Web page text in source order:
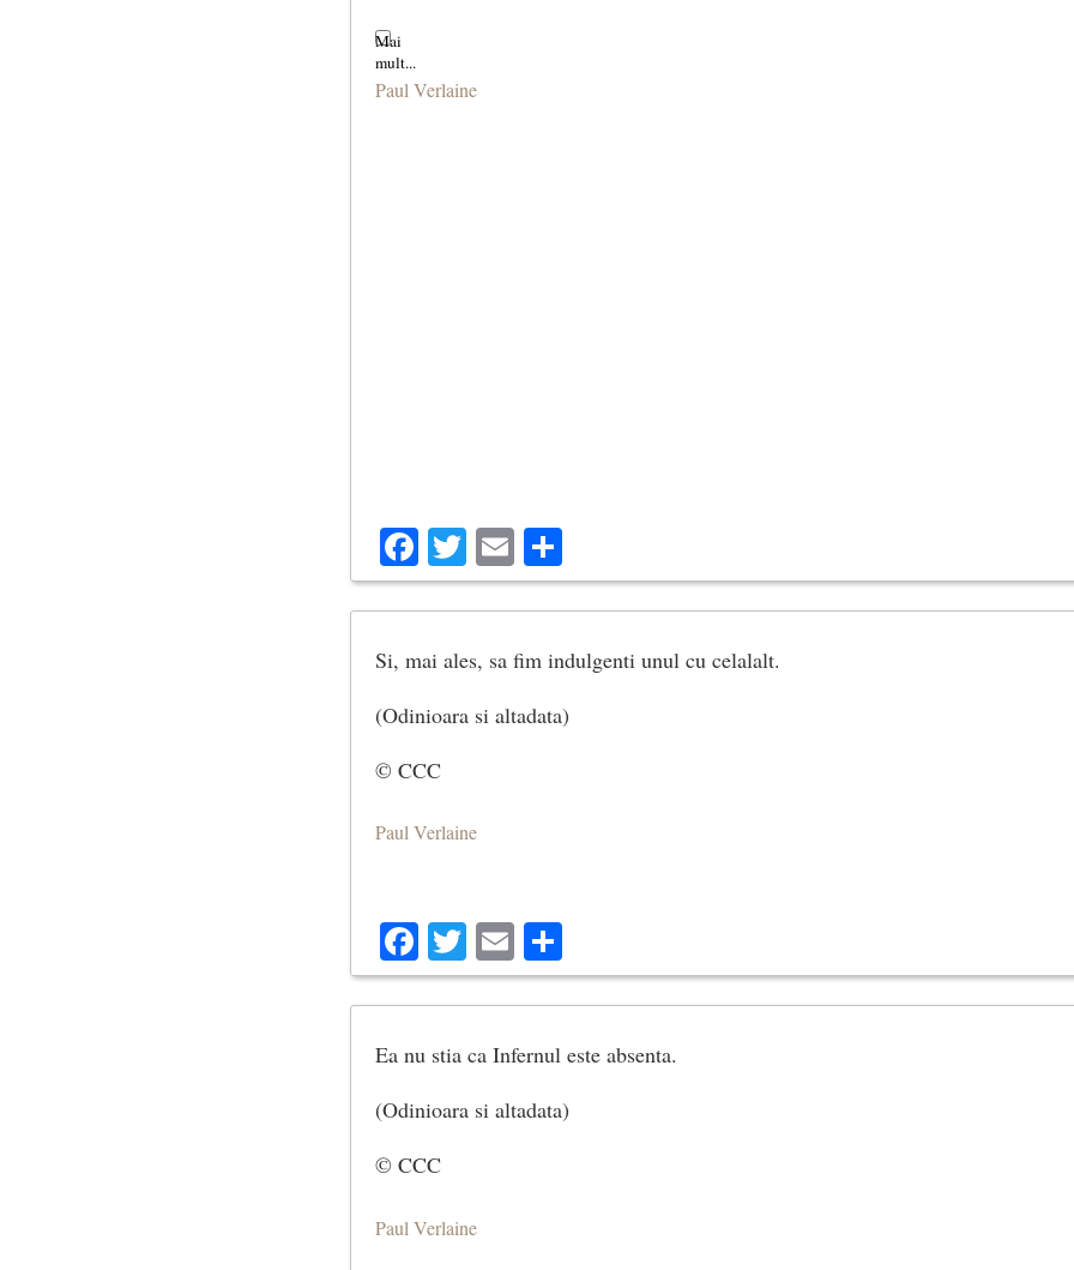
Şi-n glasu-i grav şi calm e-o inflexiune-anume
A vocilor iubite, tăcute-n depărtare.
Paul Verlaine
Facebook
Twitter
Email
Si, mai ales, sa fim indulgenti unul cu celalalt.
(Odinioara si altadata)
© CCC
Paul Verlaine
Facebook
Twitter
Email
Ea nu stia ca Infernul este absenta.
(Odinioara si altadata)
© CCC
Paul Verlaine